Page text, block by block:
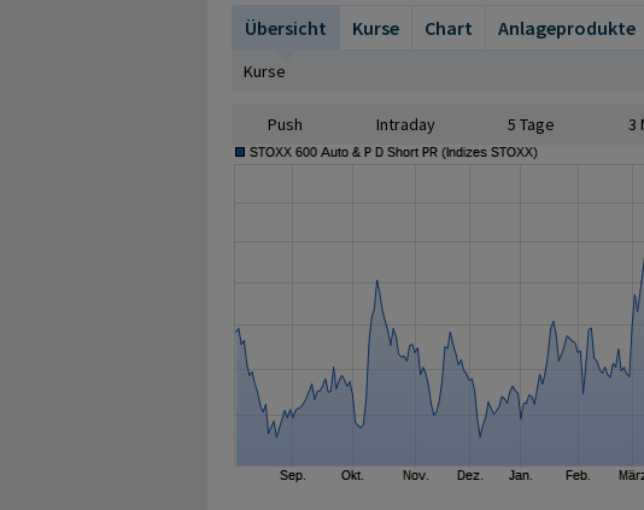
Übersicht
Kurse Chart Anlageprodukte
Kurse
Push Intraday 5 Tage 3